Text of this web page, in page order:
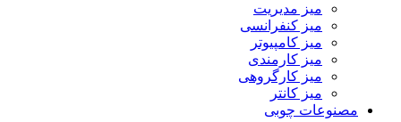
میز مدیریت
میز کنفرانسی
میز کامپیوتر
میز کارمندی
میز کارگروهی
میز کانتر
مصنوعات چوبی